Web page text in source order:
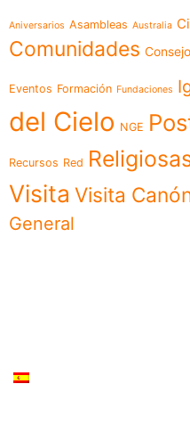
Aniversarios Asambleas Australia
Comunidades
Eventos Formación Fundaciones
del Cielo NGE
Recursos Red
Visita Visita
General